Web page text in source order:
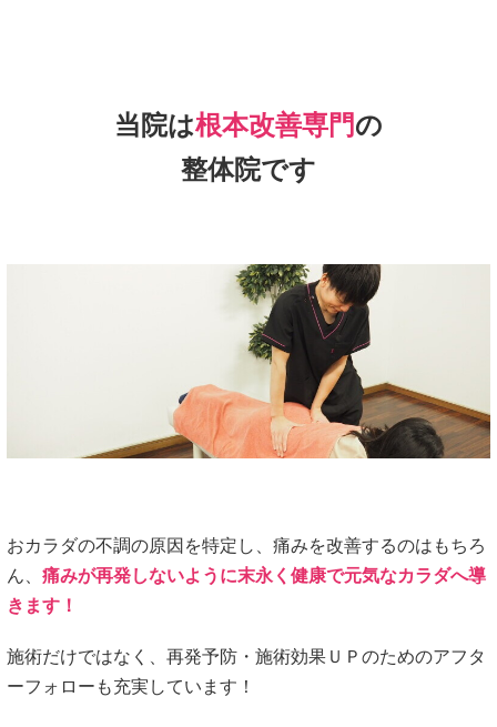
当院は根本改善専門の
整体院です
おカラダの不調の原因を特定し、痛みを改善するのはもちろ
ん、 痛みが再発しないように末永く健康で元気なカラダへ導
きます！
施術だけではなく、再発予防・施術効果ＵＰのためのアフタ
ーフォローも充実しています！